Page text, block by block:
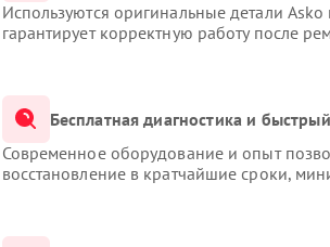
Используются оригинальные детали
гарантирует корректную работу после
Бесплатная диагностика и
Современное оборудование и опыт
восстановление в кратчайшие сроки,